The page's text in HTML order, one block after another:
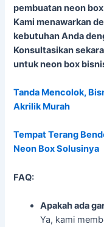
pembuatan neon
Kami menawarkan
kebutuhan Anda
Konsultasikan
untuk neon box
Tanda Mencolok,
Akrilik Murah
Tempat Terang
Neon Box Solusinya
FAQ:
Apakah ada
Ya, kami